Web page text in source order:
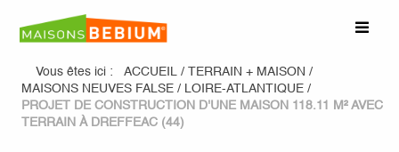
Vous êtes ici : ACCUEIL / TERRAIN + MAISON /
MAISONS NEUVES FALSE / LOIRE-ATLANTIQUE /
PROJET DE CONSTRUCTION D'UNE MAISON 118.11 M² AVEC
TERRAIN À DREFFEAC (44)